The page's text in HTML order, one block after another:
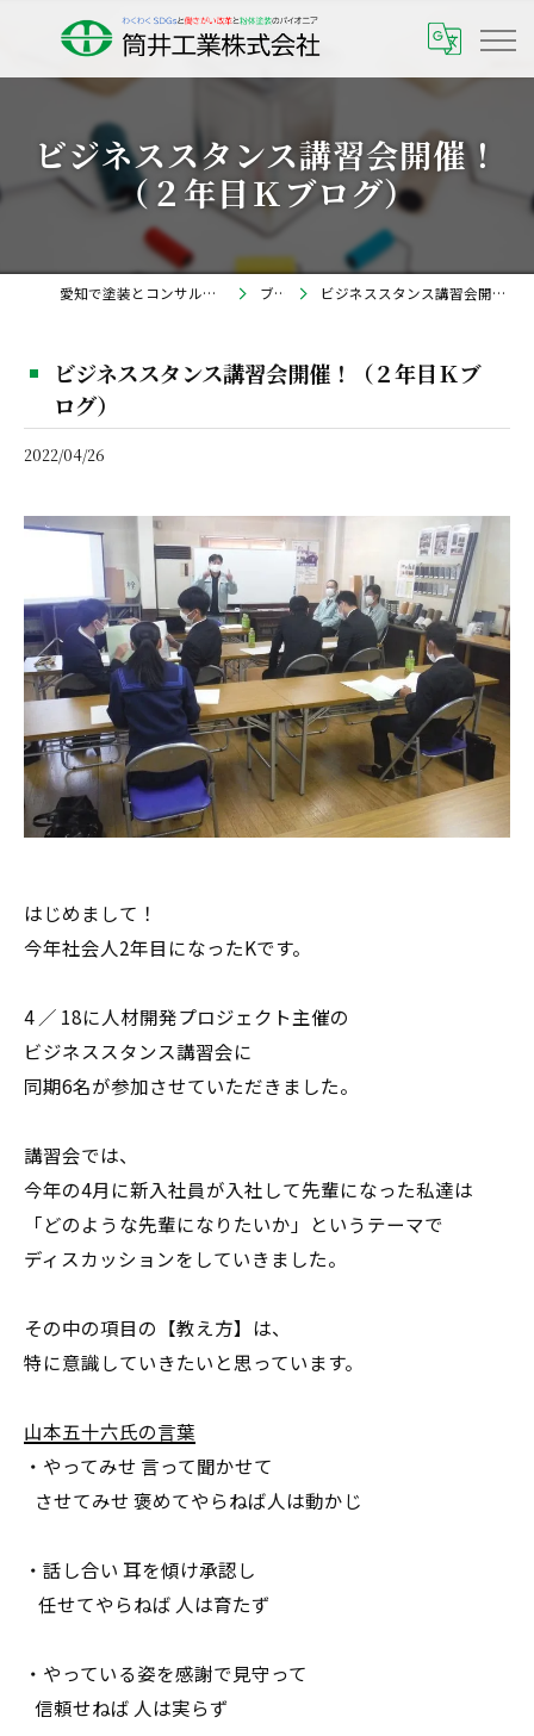
ビジネススタンス講習会開催！
（２年目Ｋブログ）
愛知で塗装とコンサルなら筒井工業株式会社 ブログ ビジネススタンス講習会開催！（２年目Ｋブログ）
ビジネススタンス講習会開催！（２年目Ｋブ
ログ）
2022/04/26
はじめまして！
今年社会人2年目になったKです。
4 ∕ 18に人材開発プロジェクト主催の
ビジネススタンス講習会に
同期6名が参加させていただきました。
講習会では、
今年の4月に新入社員が入社して先輩になった私達は
「どのような先輩になりたいか」というテーマで
ディスカッションをしていきました。
その中の項目の【教え方】は、
特に意識していきたいと思っています。
山本五十六氏の言葉
・やってみせ 言って聞かせて
させてみせ 褒めてやらねば人は動かじ
・話し合い 耳を傾け承認し
任せてやらねば 人は育たず
・やっている姿を感謝で見守って
信頼せねば 人は実らず